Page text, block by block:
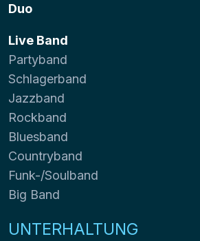
Duo
Live Band
Partyband
Schlagerband
Jazzband
Rockband
Bluesband
Countryband
Funk-/Soulband
Big Band
UNTERHALTUNG